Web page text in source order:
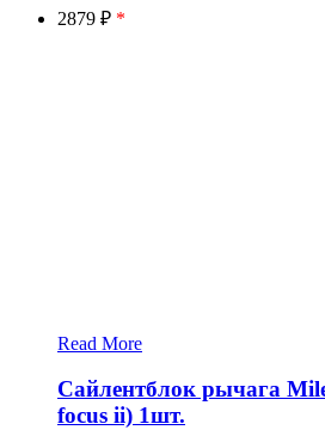
2879 ₽ *
Read More
Сайлентблок рычага
focus ii) 1шт.